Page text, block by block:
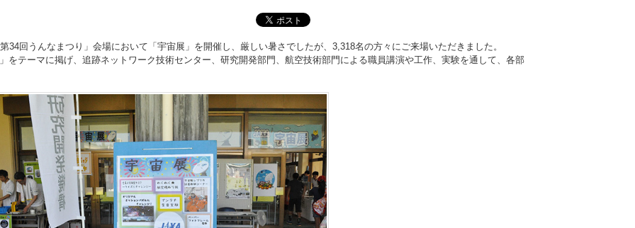
34回うんなまつり」会場において「宇宙展」を開催し、厳しい暑さでしたが、3,318名の方々にご来場いただきました。
をテーマに掲げ、追跡ネットワーク技術センター、研究開発部門、航空技術部門による職員講演や工作、実験を通して、各部